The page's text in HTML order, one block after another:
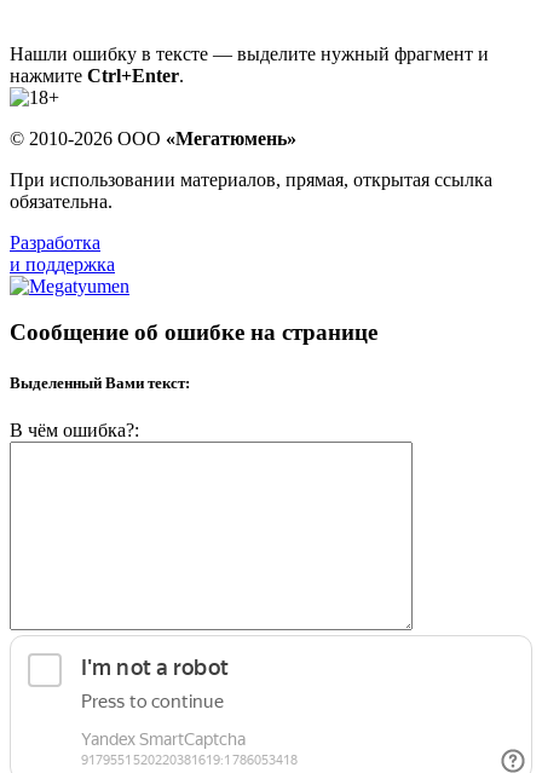
Нашли ошибку в тексте — выделите нужный фрагмент и
нажмите Ctrl+Enter.
© 2010-2026 ООО «Мегатюмень»
При использовании материалов, прямая, открытая ссылка
обязательна.
Разработка
и поддержка
Сообщение об ошибке на странице
Выделенный Вами текст:
В чём ошибка?: